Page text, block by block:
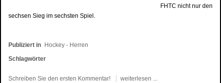
FHTC nicht nur den
sechsen Sieg im sechsten Spiel.
Publiziert in Hockey - Herren
Schlagwörter
Schreiben Sie den ersten Kommentar! weiterlesen ...